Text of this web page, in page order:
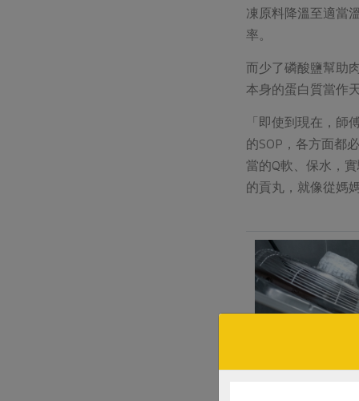
凍原料降溫至適當
率。
而少了磷酸鹽幫助
本身的蛋白質當作
「即使到現在，
的SOP，各方面都
當的Q軟、保水，
的貢丸，就像從媽